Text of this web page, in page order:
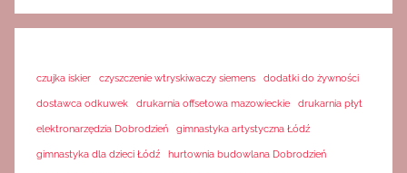
czujka iskier czyszczenie wtryskiwaczy siemens dodatki do żywności
dostawca odkuwek drukarnia offsetowa mazowieckie drukarnia płyt
elektronarzędzia Dobrodzień gimnastyka artystyczna Łódź
gimnastyka dla dzieci Łódź hurtownia budowlana Dobrodzień